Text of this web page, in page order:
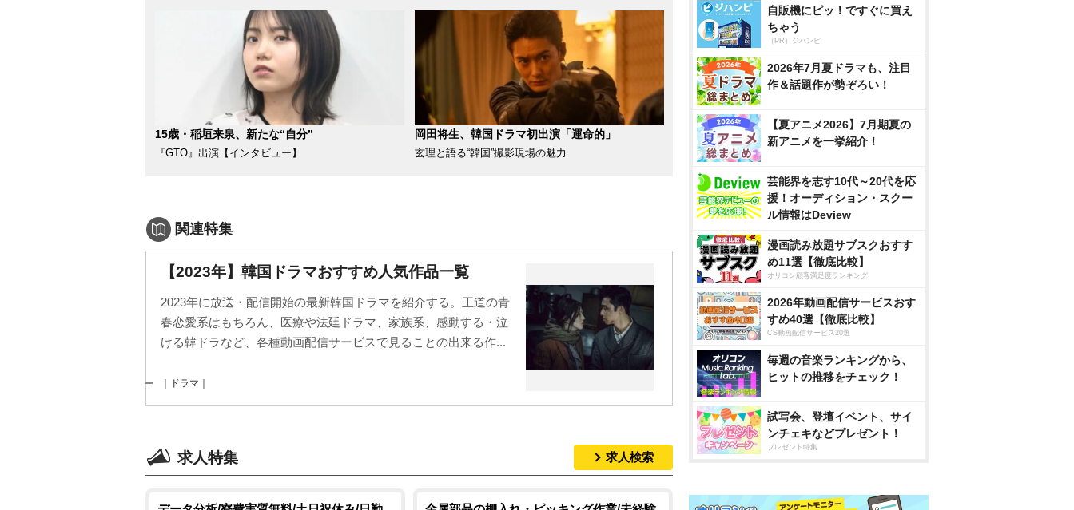
15歳・稲垣来泉、新たな“自分”
『GTO』出演【インタビュー】
岡田将生、韓国ドラマ初出演「運命的」
玄理と語る“韓国”撮影現場の魅力
関連特集
【2023年】韓国ドラマおすすめ人気作品一覧
2023年に放送・配信開始の最新韓国ドラマを紹介する。王道の青
春恋愛系はもちろん、医療や法廷ドラマ、家族系、感動する・泣
ける韓ドラなど、各種動画配信サービスで見ることの出来る作...
｜ドラマ｜
求人特集 求人検索
自販機にピッ！ですぐに買え
ちゃう
（PR）ジハンピ
2026年7月夏ドラマも、注目
作＆話題作が勢ぞろい！
【夏アニメ2026】7月期夏の
新アニメを一挙紹介！
芸能界を志す10代～20代を応
援！オーディション・スクー
ル情報はDeview
漫画読み放題サブスクおすす
め11選【徹底比較】
オリコン顧客満足度ランキング
2026年動画配信サービスおす
すめ40選【徹底比較】
CS動画配信サービス20選
毎週の音楽ランキングから、
ヒットの推移をチェック！
試写会、登壇イベント、サイ
ンチェキなどプレゼント！
プレゼント特集